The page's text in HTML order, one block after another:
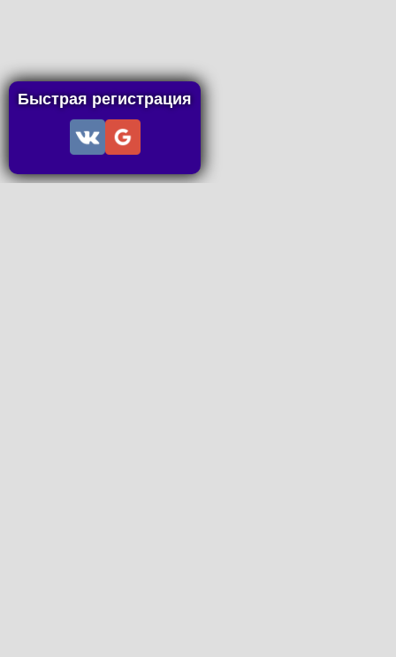
Быстрая регистрация